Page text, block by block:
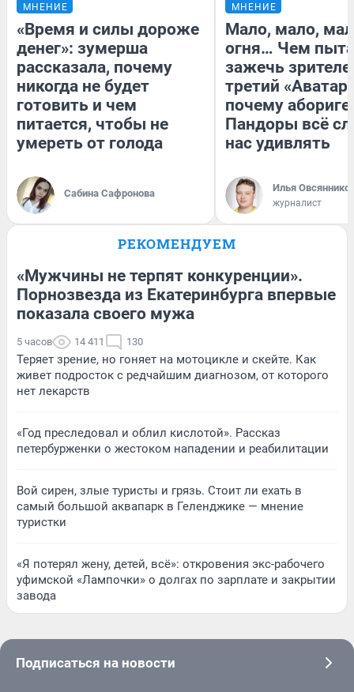
МНЕНИЕ
«Время и силы дороже
денег»: зумерша
рассказала, почему
никогда не будет
готовить и чем
питается, чтобы не
умереть от голода
Сабина Сафронова
МНЕНИЕ
Мало, мало,
огня… Чем
зажечь
третий
почему
Пандоры всё
нас удивлять
Илья
журналист
РЕКОМЕНДУЕМ
«Мужчины не терпят конкуренции».
Порнозвезда из Екатеринбурга впервые
показала своего мужа
5 часов 14 411 130
Теряет зрение, но гоняет на мотоцикле и скейте. Как
живет подросток с редчайшим диагнозом, от которого
нет лекарств
«Год преследовал и облил кислотой». Рассказ
петербурженки о жестоком нападении и реабилитации
Вой сирен, злые туристы и грязь. Стоит ли ехать в
самый большой аквапарк в Геленджике — мнение
туристки
«Я потерял жену, детей, всё»: откровения экс-рабочего
уфимской «Лампочки» о долгах по зарплате и закрытии
завода
Подписаться на новости